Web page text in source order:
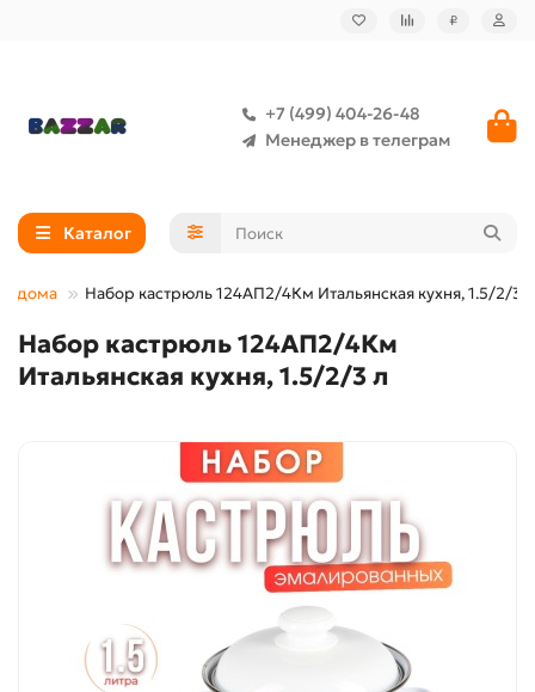
₽
+7 (499) 404-26-48
Менеджер в телеграм
Каталог
дома Набор кастрюль 124АП2/4Км Итальянская кухня, 1.5/2/3 л
Набор кастрюль 124АП2/4Км
Итальянская кухня, 1.5/2/3 л